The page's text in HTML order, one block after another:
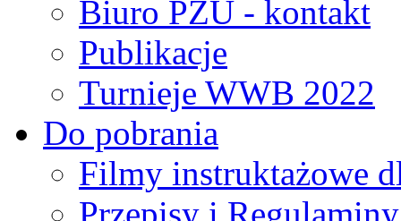
Biuro PZU - kontakt
Publikacje
Turnieje WWB 2022
Do pobrania
Filmy instruktażowe
Przepisy i Regulaminy